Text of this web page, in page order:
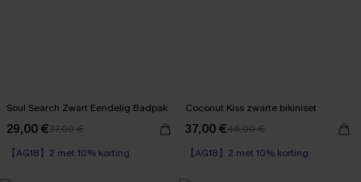
Soul Search Zwart Eendelig Badpak
29,00 €37,00 €
【AG18】2 met 10% korting
Coconut Kiss zwarte bikiniset
37,00 €46,00 €
【AG18】2 met 10% korting
Underwire